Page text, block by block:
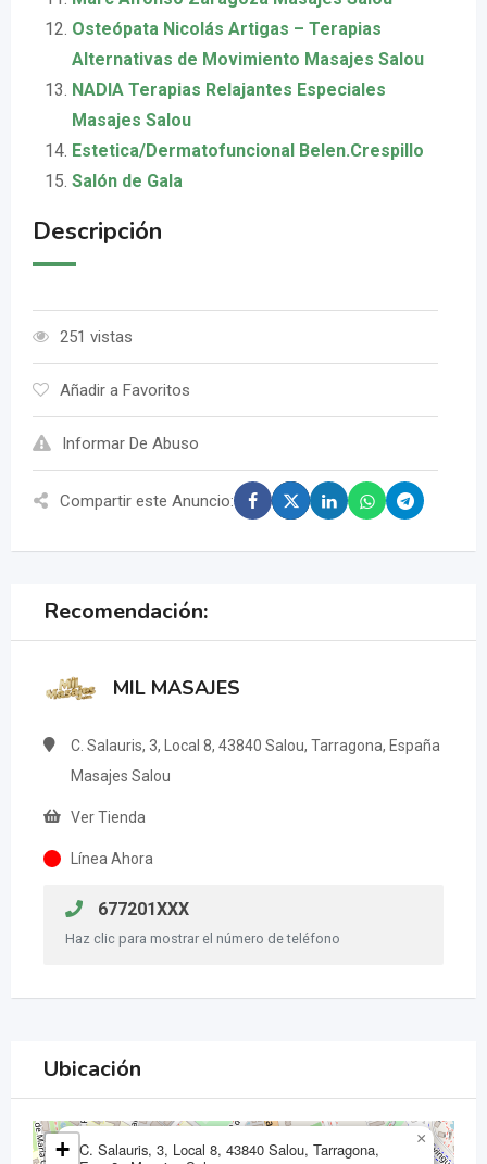
Osteópata Nicolás Artigas – Terapias
Alternativas de Movimiento Masajes Salou
NADIA Terapias Relajantes Especiales
Masajes Salou
Estetica/Dermatofuncional Belen.Crespillo
Salón de Gala
Descripción
251 vistas
Añadir a Favoritos
Informar De Abuso
Compartir este Anuncio:
Recomendación:
MIL MASAJES
C. Salauris, 3, Local 8, 43840 Salou, Tarragona, España
Masajes Salou
Ver Tienda
Línea Ahora
677201XXX
Haz clic para mostrar el número de teléfono
Ubicación
C. Salauris, 3, Local 8, 43840 Salou, Tarragona,
×
+